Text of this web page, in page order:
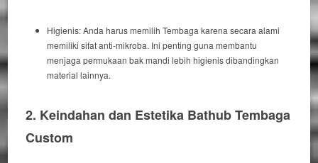
Higienis:Anda harusmemilih Tembaga karena secara alami
memiliki sifat anti-mikroba. Ini penting guna membantu
menjaga permukaan bak mandi lebih higienis dibandingkan
material lainnya.
2. Keindahan dan Estetika Bathub Tembaga
Custom